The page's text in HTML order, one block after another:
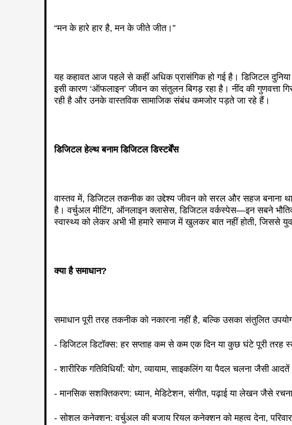
“मन के हारे हार है, मन के जीते जीत।”
यह कहावत आज पहले से कहीं अधिक प्रासंगिक हो गई है। डिजिटल दुनिया
इसी कारण ‘ऑफलाइन’ जीवन का संतुलन बिगड़ रहा है। नींद की गुणवत्ता
रही है और उनके वास्तविक सामाजिक संबंध कमजोर पड़ते जा रहे हैं।
डिजिटल हेल्थ बनाम डिजिटल डिस्टर्बेंस
वास्तव में, डिजिटल तकनीक का उद्देश्य जीवन को सरल और सहज बनाना
है। वर्चुअल मीटिंग, ऑनलाइन क्लासेस, डिजिटल वर्कस्पेस—इन सबने
स्वास्थ्य को लेकर अभी भी हमारे समाज में खुलकर बात नहीं होती, जिससे
क्या है समाधान?
समाधान पूरी तरह तकनीक को नकारना नहीं है, बल्कि उसका संतुलित
- डिजिटल डिटॉक्स: हर सप्ताह कम से कम एक दिन या कुछ घंटे पूरी तरह
- शारीरिक गतिविधियाँ: योग, व्यायाम, साइकलिंग या पैदल चलना जैसी
- मानसिक सशक्तिकरण: ध्यान, मेडिटेशन, संगीत, पढ़ाई या लेखन जैसे
- सोशल कनेक्शन: वर्चुअल की बजाय रियल कनेक्शन को महत्व देना,